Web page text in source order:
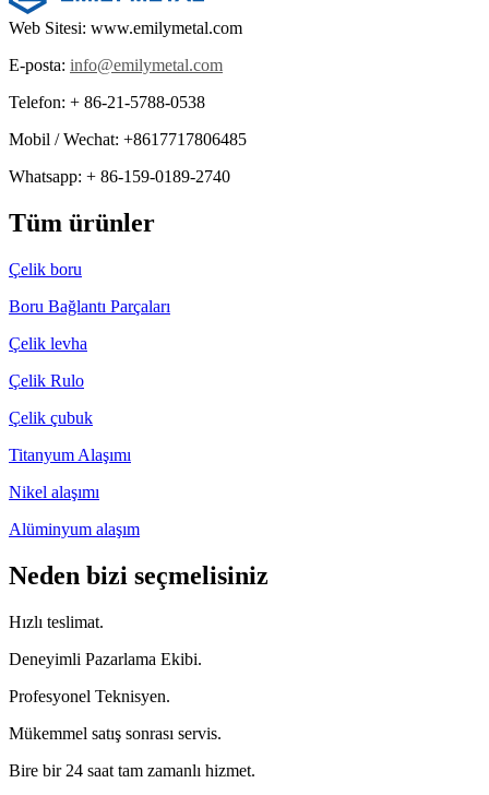
Web Sitesi: www.emilymetal.com
E-posta: info@emilymetal.com
Telefon: + 86-21-5788-0538
Mobil / Wechat: +8617717806485
Whatsapp: + 86-159-0189-2740
Tüm ürünler
Çelik boru
Boru Bağlantı Parçaları
Çelik levha
Çelik Rulo
Çelik çubuk
Titanyum Alaşımı
Nikel alaşımı
Alüminyum alaşım
Neden bizi seçmelisiniz
Hızlı teslimat.
Deneyimli Pazarlama Ekibi.
Profesyonel Teknisyen.
Mükemmel satış sonrası servis.
Bire bir 24 saat tam zamanlı hizmet.